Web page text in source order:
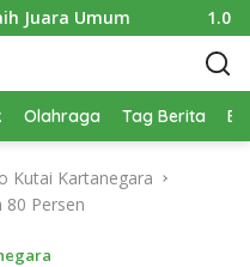
Umum 1.000
Olahraga Tag Berita
Kutai Kartanegara
80 Persen